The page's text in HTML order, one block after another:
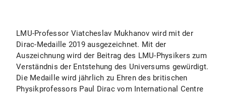
LMU-Professor Viatcheslav Mukhanov wird mit der
Dirac-Medaille 2019 ausgezeichnet. Mit der
Auszeichnung wird der Beitrag des LMU-Physikers zum
Verständnis der Entstehung des Universums gewürdigt.
Die Medaille wird jährlich zu Ehren des britischen
Physikprofessors Paul Dirac vom International Centre